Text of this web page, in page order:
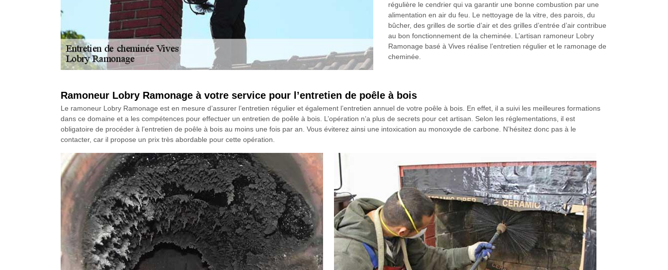
régulière le cendrier qui va garantir une bonne combustion par une
alimentation en air du feu. Le nettoyage de la vitre, des parois, du
bûcher, des grilles de sortie d’air et des grilles d’entrée d’air contribue
au bon fonctionnement de la cheminée. L’artisan ramoneur Lobry
Ramonage basé à Vives réalise l’entretien régulier et le ramonage de
cheminée.
Ramoneur Lobry Ramonage à votre service pour l’entretien de poêle à bois
Le ramoneur Lobry Ramonage est en mesure d’assurer l’entretien régulier et également l’entretien annuel de votre poêle à bois. En effet, il a suivi les meilleures formations
dans ce domaine et a les compétences pour effectuer un entretien de poêle à bois. L’opération n’a plus de secrets pour cet artisan. Selon les réglementations, il est
obligatoire de procéder à l’entretien de poêle à bois au moins une fois par an. Vous éviterez ainsi une intoxication au monoxyde de carbone. N’hésitez donc pas à le
contacter, car il propose un prix très abordable pour cette opération.